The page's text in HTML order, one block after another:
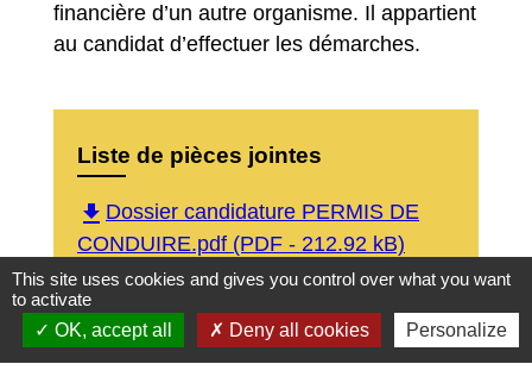
financière d’un autre organisme. Il appartient
au candidat d’effectuer les démarches.
Liste de pièces jointes
file_download Dossier candidature PERMIS DE
CONDUIRE.pdf (PDF - 212.92 kB)
This site uses cookies and gives you control over what you want
to activate
OK, accept all
Deny all cookies Personalize